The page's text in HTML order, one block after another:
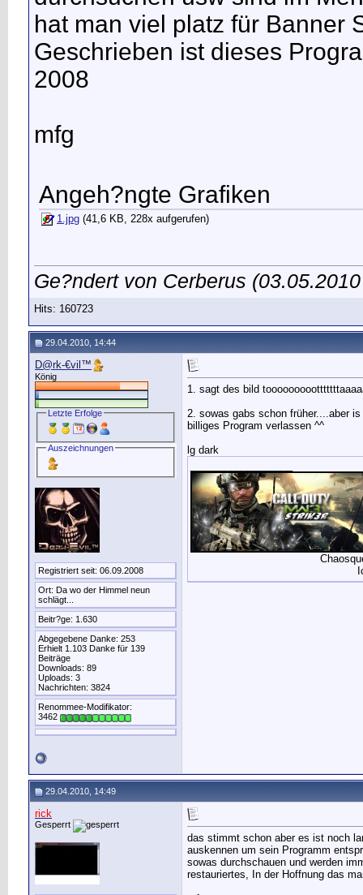
hat man viel platz für Banner
Geschrieben ist dieses
2008
mfg
Angeh?ngte Grafiken
1.jpg (41,6 KB, 228x aufgerufen)
Ge?ndert von Cerberus
Hits: 160723
29.04.2010, 14:44
D@rk-€vil™
König
Letzte Erfolge
Auszeichnungen
Registriert seit: 06.09.2008
Ort: Da wo der Himmel neun
schlägt...
Beitr?ge: 1.630
Abgegebene Danke: 253
Erhielt 1.103 Danke für 139
Beiträge
Downloads: 89
Uploads: 3
Nachrichten: 3824
Renommee-Modifikator:
3462
1. sagt des bild
2. sowas gabs schon früher....aber
billiges Program verlassen ^^
lg dark
29.04.2010, 14:49
rick
Gesperrt
das stimmt schon aber es ist noch
auskennen um sein Programm
sowas durchschauen und werden
restauriertes, In der Hoffnung das